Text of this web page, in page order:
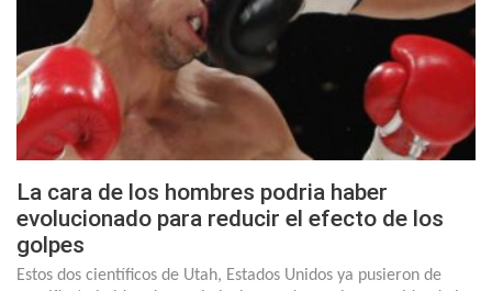
La cara de los hombres podria haber
evolucionado para reducir el efecto de los
golpes
Estos dos científicos de Utah, Estados Unidos ya pusieron de